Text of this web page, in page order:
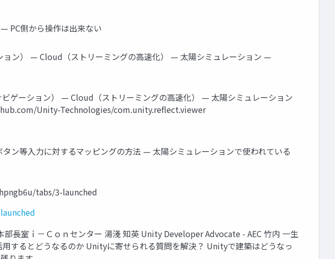
PC側から操作は出来ない
ン） — Cloud（ストリーミングの高速化） — 太陽シミュレーション —
ゲーション） — Cloud（ストリーミングの高速化） — 太陽シミュレーション
Unity-Technologies/com.unity.reflect.viewer
等入力に対するマッピングの方法 — 太陽シミュレーションで使われている
tabs/3-launched
長室ｉ－Ｃｏｎセンター 湯淺 知英 Unity Developer Advocate - AEC 竹内 一生
するとどうなるのか Unityに寄せられる質問を解決？ Unityで建築はどうなっ